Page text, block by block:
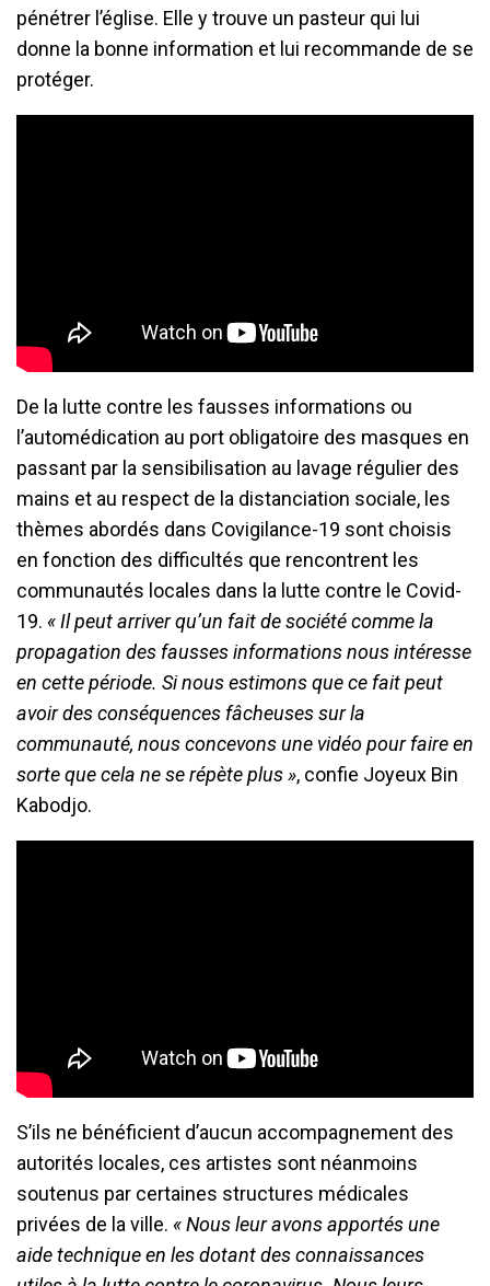
pénétrer l’église. Elle y trouve un pasteur qui lui
donne la bonne information et lui recommande de se
protéger.
De la lutte contre les fausses informations ou
l’automédication au port obligatoire des masques en
passant par la sensibilisation au lavage régulier des
mains et au respect de la distanciation sociale, les
thèmes abordés dans Covigilance-19 sont choisis
en fonction des difficultés que rencontrent les
communautés locales dans la lutte contre le Covid-
19. « Il peut arriver qu’un fait de société comme la
propagation des fausses informations nous intéresse
en cette période. Si nous estimons que ce fait peut
avoir des conséquences fâcheuses sur la
communauté, nous concevons une vidéo pour faire en
sorte que cela ne se répète plus », confie Joyeux Bin
Kabodjo.
S’ils ne bénéficient d’aucun accompagnement des
autorités locales, ces artistes sont néanmoins
soutenus par certaines structures médicales
privées de la ville. « Nous leur avons apportés une
aide technique en les dotant des connaissances